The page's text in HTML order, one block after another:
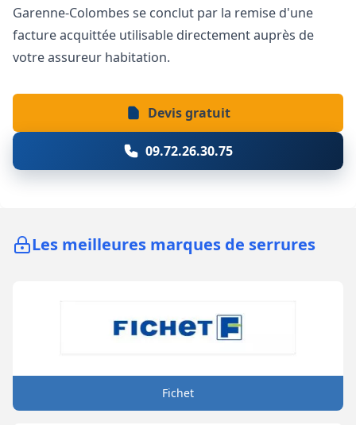
Garenne-Colombes se conclut par la remise d'une
facture acquittée utilisable directement auprès de
votre assureur habitation.
Devis gratuit
09.72.26.30.75
Les meilleures marques de serrures
Fichet